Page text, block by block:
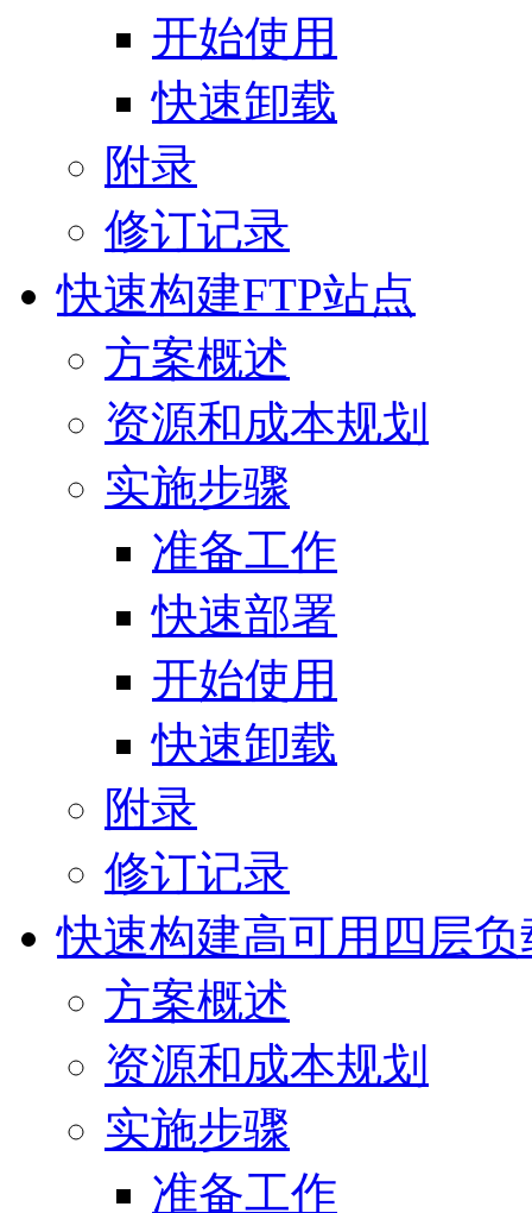
开始使用
快速卸载
附录
修订记录
快速构建FTP站点
方案概述
资源和成本规划
实施步骤
准备工作
快速部署
开始使用
快速卸载
附录
修订记录
快速构建高可用四层
方案概述
资源和成本规划
实施步骤
准备工作